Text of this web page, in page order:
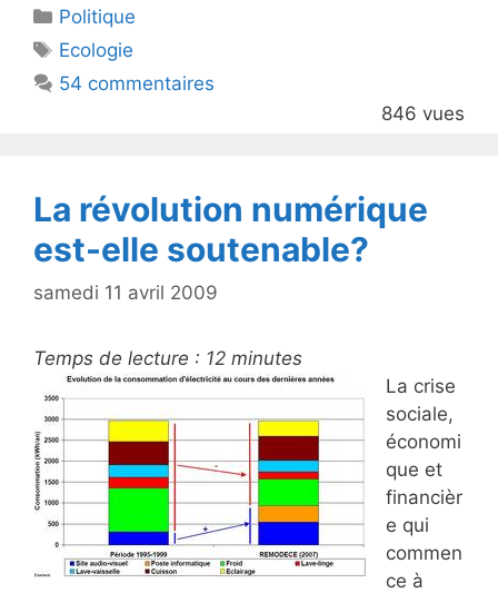
er e
b
o
Catégories
Politique
Étiquettes
Ecologie
54 commentaires
846 vues
La révolution numérique
est-elle soutenable?
samedi 11 avril 2009
Temps de lecture : 12 minutes
La crise
sociale,
économi
que et
financièr
e qui
commen
ce à